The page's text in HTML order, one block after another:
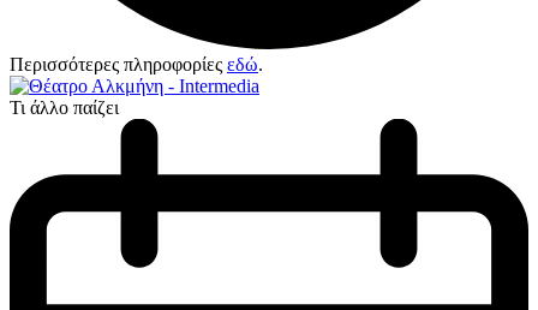
Περισσότερες πληροφορίες εδώ.
Τι άλλο παίζει